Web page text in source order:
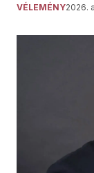
VÉLEMÉNY2026.